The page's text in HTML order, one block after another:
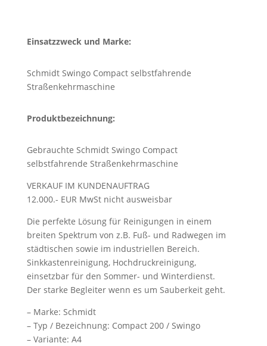
Einsatzzweck und Marke:
Schmidt Swingo Compact selbstfahrende
Straßenkehrmaschine
Produktbezeichnung:
Gebrauchte Schmidt Swingo Compact
selbstfahrende Straßenkehrmaschine
VERKAUF IM KUNDENAUFTRAG
12.000.- EUR MwSt nicht ausweisbar
Die perfekte Lösung für Reinigungen in einem
breiten Spektrum von z.B. Fuß- und Radwegen im
städtischen sowie im industriellen Bereich.
Sinkkastenreinigung, Hochdruckreinigung,
einsetzbar für den Sommer- und Winterdienst.
Der starke Begleiter wenn es um Sauberkeit geht.
– Marke: Schmidt
– Typ / Bezeichnung: Compact 200 / Swingo
– Variante: A4